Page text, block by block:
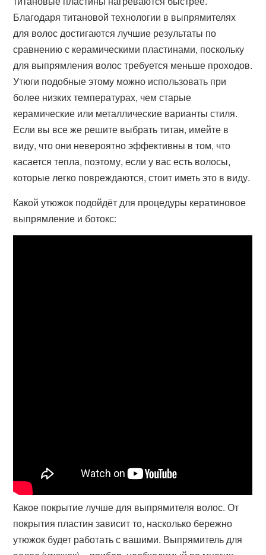
Благодаря титановой технологии в выпрямителях
для волос достигаются лучшие результаты по
сравнению с керамическими пластинами, поскольку
для выпрямления волос требуется меньше проходов.
Утюги подобные этому можно использовать при
более низких температурах, чем старые
керамические или металлические варианты стиля.
Если вы все же решите выбрать титан, имейте в
виду, что они невероятно эффективны в том, что
касается тепла, поэтому, если у вас есть волосы,
которые легко повреждаются, стоит иметь это в виду.
Какой утюжок подойдёт для процедуры кератиновое
выпрямление и ботокс:
Какое покрытие лучше для выпрямителя волос. От
покрытия пластин зависит то, насколько бережно
утюжок будет работать с вашими. Выпрямитель для